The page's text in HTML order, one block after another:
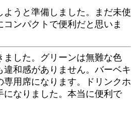
ようと準備しました。まだ未使
ンパクトで便利だと思いま
ました。グリーンは無難な色
違和感がありません。バーベキ
専用席になります。ドリンクホ
になりました。本当に便利で